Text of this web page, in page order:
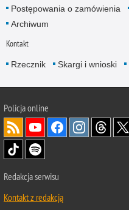
Postępowania o zamówienia
Archiwum
Kontakt
Rzecznik Skargi i wnioski
Policjaonline
Redakcja serwisu
Kontakt z redakcją